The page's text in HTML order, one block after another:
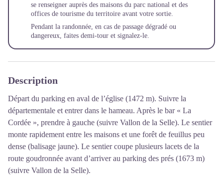
se renseigner auprès des maisons du parc national et des
offices de tourisme du territoire avant votre sortie.
Pendant la randonnée, en cas de passage dégradé ou
dangereux, faites demi-tour et signalez-le
Description
Départ du parking en aval de l’église (1472 m). Suivre la
départementale et entrer dans le hameau. Après le bar « La
Cordée », prendre à gauche (suivre Vallon de la Selle). Le sentier
monte rapidement entre les maisons et une forêt de feuillus peu
dense (balisage jaune). Le sentier coupe plusieurs lacets de la
route goudronnée avant d’arriver au parking des prés (1673 m)
(suivre Vallon de la Selle).